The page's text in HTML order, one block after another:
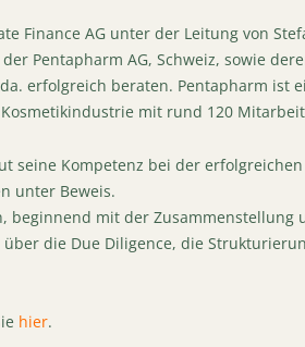
Finance AG unter der Leitung von
Pentapharm AG, Schweiz, sowie
erfolgreich beraten. Pentapharm ist
mit rund 120
seine Kompetenz bei der
unter Beweis.
beginnend mit der
die Due Diligence, die
hier.